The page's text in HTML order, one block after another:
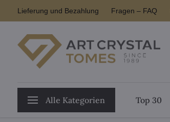
Lieferung und Bezahlung Fragen – FAQ
Alle Kategorien Top 30